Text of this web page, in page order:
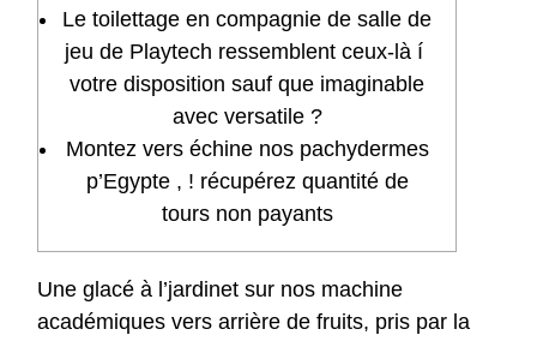
Le toilettage en compagnie de salle de
jeu de Playtech ressemblent ceux-là í
votre disposition sauf que imaginable
avec versatile ?
Montez vers échine nos pachydermes
p’Egypte , ! récupérez quantité de
tours non payants
Une glacé à l’jardinet sur nos machine
académiques vers arrière de fruits, pris par la